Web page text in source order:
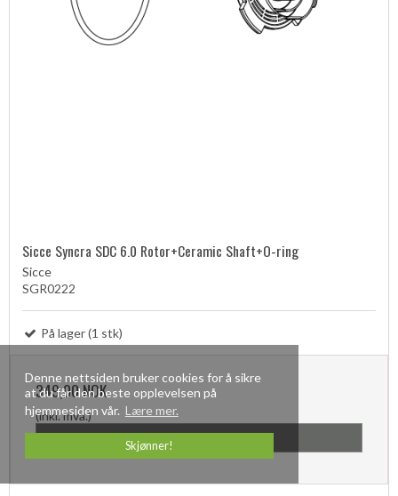
Denne nettsiden bruker cookies for å sikre
at du får den beste opplevelsen på
hjemmesiden vår. Lære mer.
Skjønner!
Sicce Syncra SDC 6.0 Rotor+Ceramic Shaft+O-ring
Sicce
SGR0222
På lager (1 stk)
349,00 NOK
(inkl. mva.)
Vis produkt